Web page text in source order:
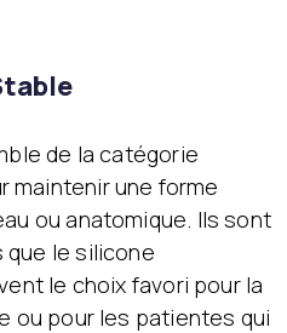
de la catégorie
maintenir une forme
ou anatomique. Ils sont
le silicone
le choix favori pour la
ou pour les patientes qui